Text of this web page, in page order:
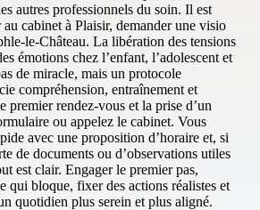
autres professionnels du soin. Il est
cabinet à Plaisir, demander une visio
le-Château. La libération des tensions
émotions chez l’enfant, l’adolescent et
de miracle, mais un protocole
compréhension, entraînement et
premier rendez‑vous et la prise d’un
ou appelez le cabinet. Vous
avec une proposition d’horaire et, si
de documents ou d’observations utiles
est clair. Engager le premier pas,
qui bloque, fixer des actions réalistes et
quotidien plus serein et plus aligné.